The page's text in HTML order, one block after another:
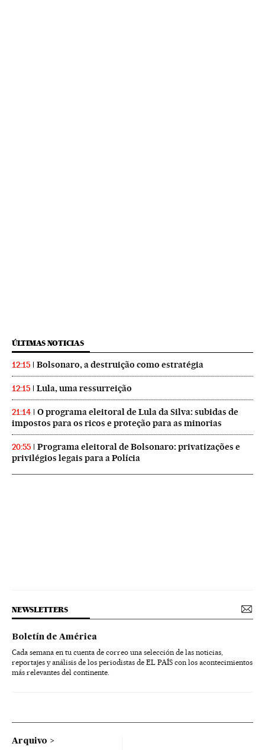
ÚLTIMAS NOTICIAS
12:15 Bolsonaro, a destruição como estratégia
12:15 Lula, uma ressurreição
21:14
O programa eleitoral de Lula da Silva: subidas de
impostos para os ricos e proteção para as minorias
20:55
Programa eleitoral de Bolsonaro: privatizações e
privilégios legais para a Polícia
NEWSLETTERS
Boletín de América
Cada semana en tu cuenta de correo una selección de las noticias,
reportajes y análisis de los periodistas de EL PAÍS con los acontecimientos
más relevantes del continente.
Arquivo